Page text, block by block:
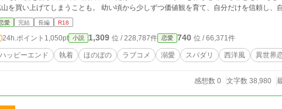
を買い上げてしまうことも。 幼い頃から少しずつ価値観を育て、自分だけを信頼し、
も――。 そんな主人に振り回される執事や侍女たちは今日も大忙し。 しかし、当の妻は何も知らない。 「今日も夫は優
そう微笑みながら、幸せな毎日を送っている。 これは、一人の妻を世界で一番幸せにするためなら、国も財産も常
えも惜しまない公爵と、その裏側を知らないまま愛され続ける公爵夫人が織りなす、
。
愛 完結 長編 R18
24h.ポイント 1,050pt 小説 1,309 位 / 228,787件 恋愛 740 位 / 66,371件
ハッピーエンド 執着 ほのぼの ラブコメ 溺愛 スパダリ 西洋風 異世界
感想数 0 文字数 38,980